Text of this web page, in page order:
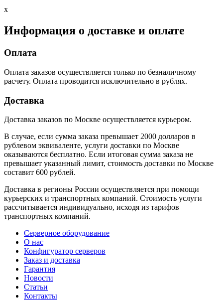
x
Информация о доставке и оплате
Оплата
Оплата заказов осуществляется только по безналичному
расчету. Оплата проводится исключительно в рублях.
Доставка
Доставка заказов по Москве осуществляется курьером.
В случае, если сумма заказа превышает 2000 долларов в
рублевом эквиваленте, услуги доставки по Москве
оказываются бесплатно. Если итоговая сумма заказа не
превышает указанный лимит, стоимость доставки по Москве
составит 600 рублей.
Доставка в регионы России осуществляется при помощи
курьерских и транспортных компаний. Стоимость услуги
рассчитывается индивидуально, исходя из тарифов
транспортных компаний.
Серверное оборудование
О нас
Конфигуратор серверов
Заказ и доставка
Гарантия
Новости
Статьи
Контакты